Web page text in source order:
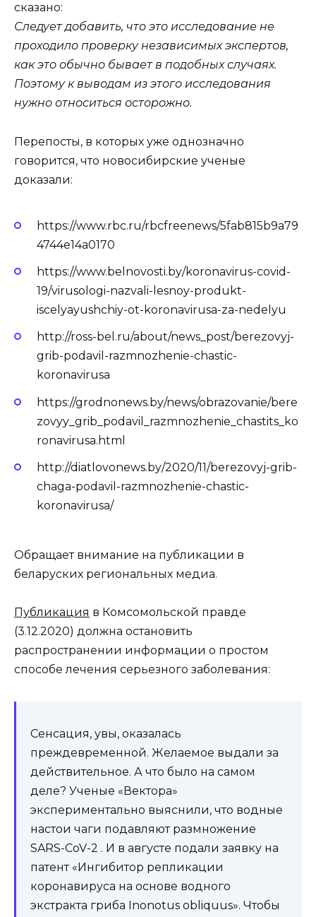
сказано:
Следует добавить, что это исследование не
проходило проверку независимых экспертов,
как это обычно бывает в подобных случаях.
Поэтому к выводам из этого исследования
нужно относиться осторожно.
Перепосты, в которых уже однозначно
говорится, что новосибирские ученые
доказали:
https://www.rbc.ru/rbcfreenews/5fab815b9a79
4744e14a0170
https://www.belnovosti.by/koronavirus-covid-
19/virusologi-nazvali-lesnoy-produkt-
iscelyayushchiy-ot-koronavirusa-za-nedelyu
http://ross-bel.ru/about/news_post/berezovyj-
grib-podavil-razmnozhenie-chastic-
koronavirusa
https://grodnonews.by/news/obrazovanie/bere
zovyy_grib_podavil_razmnozhenie_chastits_ko
ronavirusa.html
http://diatlovonews.by/2020/11/berezovyj-grib-
chaga-podavil-razmnozhenie-chastic-
koronavirusa/
Обращает внимание на публикации в
беларуских региональных медиа.
Публикация в Комсомольской правде
(3.12.2020) должна остановить
распространении информации о простом
способе лечения серьезного заболевания:
Сенсация, увы, оказалась
преждевременной. Желаемое выдали за
действительное. А что было на самом
деле? Ученые «Вектора»
экспериментально выяснили, что водные
настои чаги подавляют размножение
SARS-CoV-2 . И в августе подали заявку на
патент «Ингибитор репликации
коронавируса на основе водного
экстракта гриба Inonotus obliquus». Чтобы